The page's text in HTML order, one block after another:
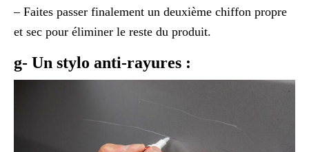
– Faites passer finalement un deuxième chiffon propre
et sec pour éliminer le reste du produit.
g- Un stylo anti-rayures :